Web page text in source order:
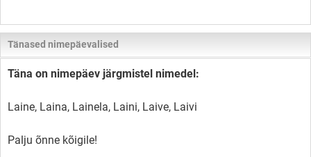
Tänased nimepäevalised
Täna on nimepäev järgmistel nimedel:
Laine, Laina, Lainela, Laini, Laive, Laivi
Palju õnne kõigile!